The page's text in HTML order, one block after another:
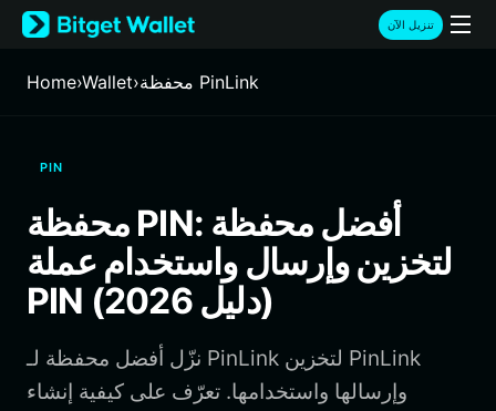
English
日本語
Русский
Italiano
Deutsch
简体中文
繁體中文
Português (Portugal)
ภาษาไทย
हिन्दी
تنزيل الآن
Home›Wallet› محفظة PinLink
PIN
محفظة PIN: أفضل محفظة
لتخزين وإرسال واستخدام عملة
PIN (دليل 2026)
نزّل أفضل محفظة لـ PinLink لتخزين PinLink
وإرسالها واستخدامها. تعرّف على كيفية إنشاء